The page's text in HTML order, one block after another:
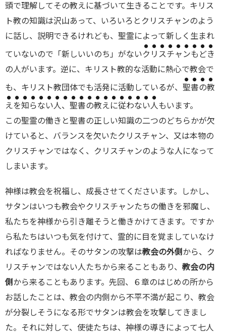
頭で理解してその教えに基づいて生きることです。キリス
ト教の知識は沢山あって、いろいろとクリスチャンのよう
に話し、説明できるけれども、聖霊によって新しく生まれ
ていないので「新しいいのち」がないクリスチャンもどき
の人がいます。逆に、キリスト教的な活動に熱心で教会で
も、キリスト教団体でも活発に活動しているが、 聖書の教
えを知らない人、聖書の教えに従わない人 もいます。
この聖霊の働きと聖書の正しい知識の二つのどちらかが欠
けていると、バランスを欠いたクリスチャン、又は本物の
クリスチャンではなく、クリスチャンのような人になって
しまいます。
神様は教会を祝福し、成長させてくださいます。しかし、
サタンはいつも教会やクリスチャンたちの働きを邪魔し、
私たちを神様から引き離そうと働きかけてきます。ですか
ら私たちはいつも気を付けて、霊的に目を覚ましていなけ
ればなりません。そのサタンの攻撃は教会の外側 から、ク
リスチャンではない人たちから来ることもあり、 教会の内
側 から来ることもあります。先回、６章のはじめの所から
お話したことは、教会の内側から不平不満が起こり、教会
が分裂しそうになる形でサタンは教会を攻撃してきまし
た。それに対して、使徒たちは、神様の導きによって七人